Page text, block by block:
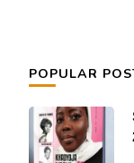
POPULAR